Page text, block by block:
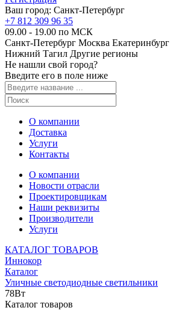
Ваш город: Санкт-Петербург
+7 812 309 96 35
09.00 - 19.00 по МСК
Санкт-Петербург Москва Екатеринбург
Нижний Тагил Другие регионы
Не нашли свой город?
Введите его в поле ниже
О компании
Доставка
Услуги
Контакты
О компании
Новости отрасли
Проектировщикам
Наши реквизиты
Производители
Услуги
КАТАЛОГ ТОВАРОВ
Иннокор
Каталог
Уличные светодиодные светильники
78Вт
Каталог товаров